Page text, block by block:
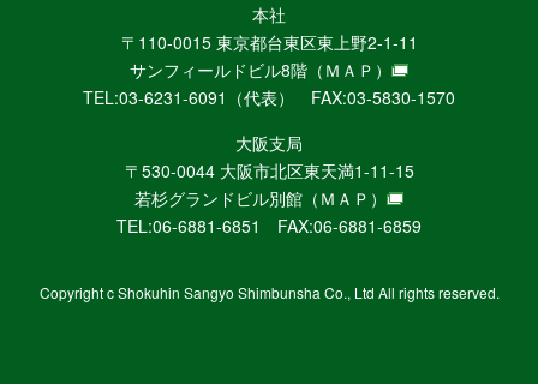
産
業
新
聞
社
ニ
ュ
ー
WEB
本社
〒110-0015 東京都台東区東上野2-1-11
サンフィールドビル8階 （ＭＡＰ）
TEL:03-6231-6091（代表） FAX:03-5830-1570
大阪支局
〒530-0044 大阪市北区東天満1-11-15
若杉グランドビル別館 （ＭＡＰ）
TEL:06-6881-6851 FAX:06-6881-6859
Copyright c Shokuhin Sangyo Shimbunsha Co., Ltd All rights reserved.